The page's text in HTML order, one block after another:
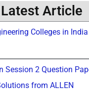
Latest Article
Colleges in
Session 2 Question
from ALLEN